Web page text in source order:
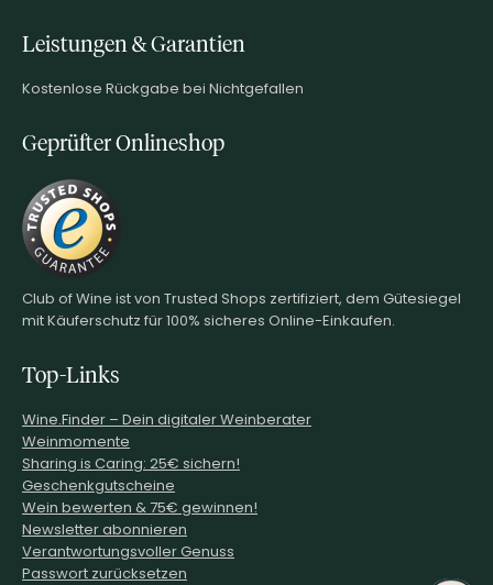
Leistungen & Garantien
Kostenlose Rückgabe bei Nichtgefallen
Geprüfter Onlineshop
Club of Wine ist von Trusted Shops zertifiziert, dem Gütesiegel
mit Käuferschutz für 100% sicheres Online-Einkaufen.
Top-Links
Wine.Finder – Dein digitaler Weinberater
Weinmomente
Sharing is Caring: 25€ sichern!
Geschenkgutscheine
Wein bewerten & 75€ gewinnen!
Newsletter abonnieren
Verantwortungsvoller Genuss
Passwort zurücksetzen